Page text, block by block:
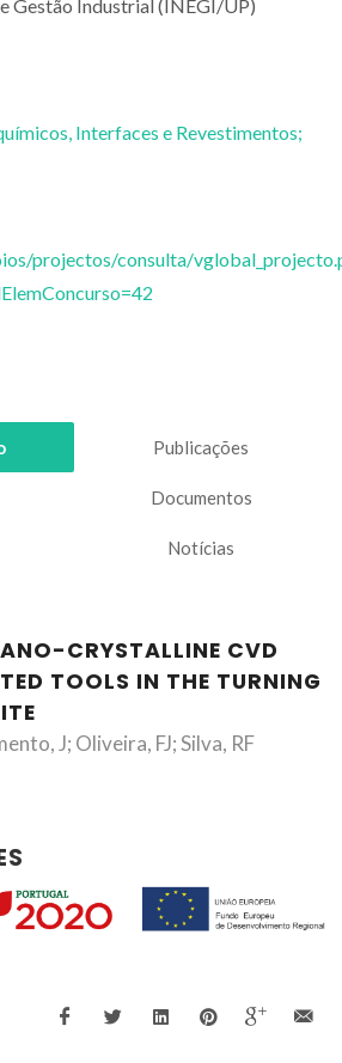
Gestão Industrial (INEGI/UP)
Interfaces e Revestimentos;
projectos/consulta/
Publicações
Documentos
Notícias
CRYSTALLINE CVD
TOOLS IN THE TURNING
J; Oliveira, FJ; Silva, RF